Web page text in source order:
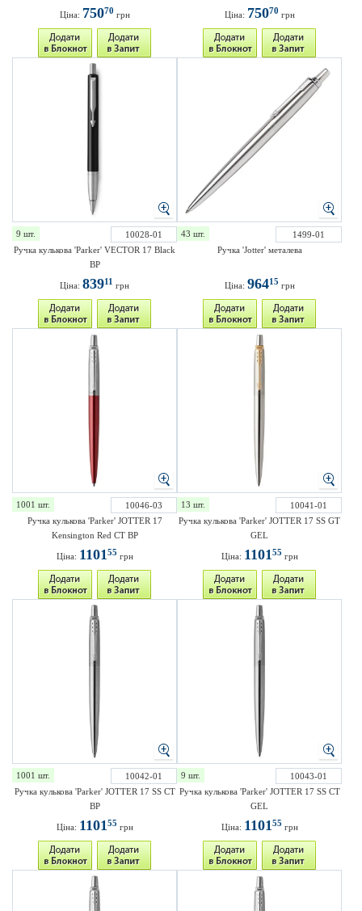
Ціна: 75070 грн Ціна: 75070 грн
9 шт.
10028-01
Ручка кулькова 'Parker' VECTOR 17 Black
BP
Ціна: 83911 грн
43 шт.
1499-01
Ручка 'Jotter' металева
Ціна: 96415 грн
1001 шт.
10046-03
Ручка кулькова 'Parker' JOTTER 17
Kensington Red CT BP
Ціна: 110155 грн
13 шт.
10041-01
Ручка кулькова 'Parker' JOTTER 17 SS GT
GEL
Ціна: 110155 грн
1001 шт.
10042-01
Ручка кулькова 'Parker' JOTTER 17 SS CT
BP
Ціна: 110155 грн
9 шт.
10043-01
Ручка кулькова 'Parker' JOTTER 17 SS CT
GEL
Ціна: 110155 грн